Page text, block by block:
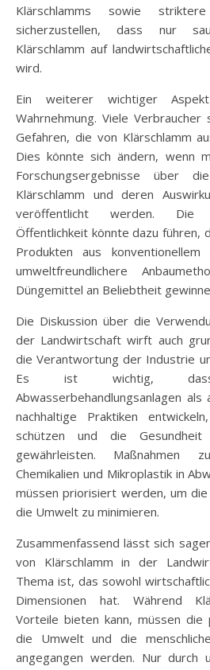
Klärschlamms sowie
sicherzustellen, dass nur
Klärschlamm auf
wird.
Ein weiterer wichtiger
Wahrnehmung. Viele
Gefahren, die von Klärschlamm
Dies könnte sich ändern, wenn
Forschungsergebnisse über
Klärschlamm und deren
veröffentlicht werden. Die
Öffentlichkeit könnte dazu führen,
Produkten aus
umweltfreundlichere
Düngemittel an Beliebtheit
Die Diskussion über die
der Landwirtschaft wirft auch
die Verantwortung der Industrie
Es ist wichtig,
Abwasserbehandlungsanlagen
nachhaltige Praktiken
schützen und die
gewährleisten. Maßnahmen
Chemikalien und Mikroplastik in
müssen priorisiert werden, um
die Umwelt zu minimieren.
Zusammenfassend lässt sich
von Klärschlamm in der
Thema ist, das sowohl
Dimensionen hat. Während
Vorteile bieten kann, müssen die
die Umwelt und die
angegangen werden. Nur durch